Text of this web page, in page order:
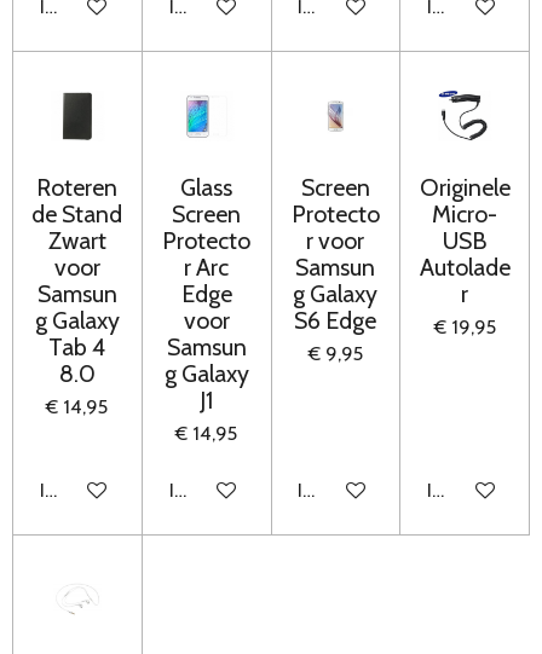
In winkelwagenIn winkelwagenIn winkelwagenIn
Roteren
de Stand
Zwart
voor
Samsun
g Galaxy
Tab 4
8.0
€ 14,95
In winkelwagen
Glass
Screen
Protecto
r Arc
Edge
voor
Samsun
g Galaxy
J1
€ 14,95
In winkelwagen
Screen
Protecto
r voor
Samsun
g Galaxy
S6 Edge
€ 9,95
In winkelwagen
Originele
Micro-
USB
Autolade
r
€ 19,95
In